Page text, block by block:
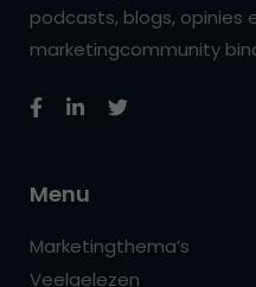
podcasts, blogs, opinies
marketingcommunity
Menu
Marketingthema’s
Veelgelezen